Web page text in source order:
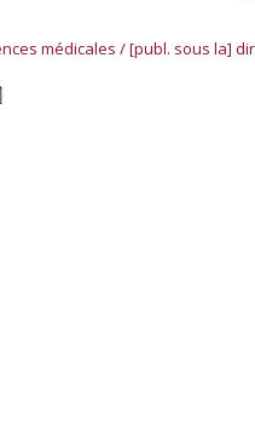
médicales / [publ. sous la] dir.